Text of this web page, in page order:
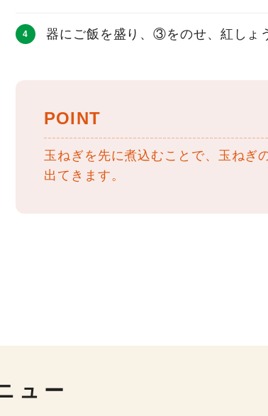
器にご飯を盛り、③をのせ、紅しょ
POINT
玉ねぎを先に煮込むことで、玉ねぎ
出てきます。
ュー